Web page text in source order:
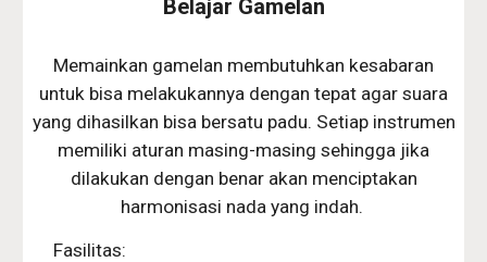
Belajar Gamelan
Memainkan gamelan membutuhkan kesabaran
untuk bisa melakukannya dengan tepat agar suara
yang dihasilkan bisa bersatu padu. Setiap instrumen
memiliki aturan masing-masing sehingga jika
dilakukan dengan benar akan menciptakan
harmonisasi nada yang indah.
Fasilitas: